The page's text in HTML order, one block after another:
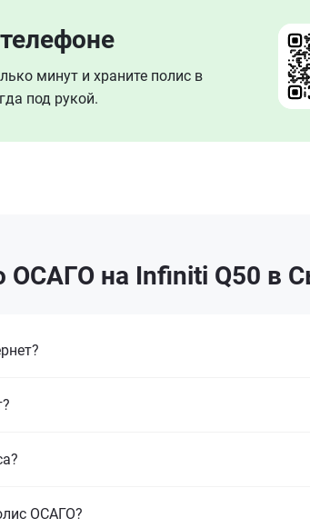
минут и храните полис в
под рукой.
ОСАГО на Infiniti Q50 в
ОСАГО?